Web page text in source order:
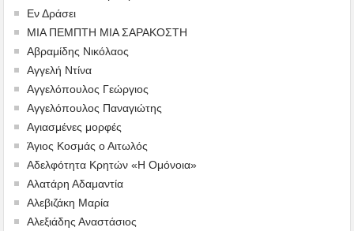
Εν Δράσει
ΜΙΑ ΠΕΜΠΤΗ ΜΙΑ ΣΑΡΑΚΟΣΤΗ
Αβραμίδης Νικόλαος
Αγγελή Ντίνα
Αγγελόπουλος Γεώργιος
Αγγελόπουλος Παναγιώτης
Αγιασμένες μορφές
Άγιος Κοσμάς ο Αιτωλός
Αδελφότητα Κρητών «Η Ομόνοια»
Αλατάρη Αδαμαντία
Αλεβιζάκη Μαρία
Αλεξιάδης Αναστάσιος